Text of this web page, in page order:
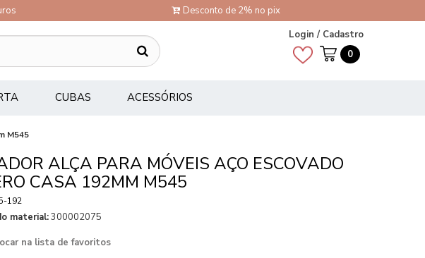
Desconto de 2% no pix
Login / Cadastro
0
CUBAS ACESSÓRIOS
M545
ALÇA PARA MÓVEIS AÇO ESCOVADO
CASA 192MM M545
192
material:300002075
na lista de favoritos